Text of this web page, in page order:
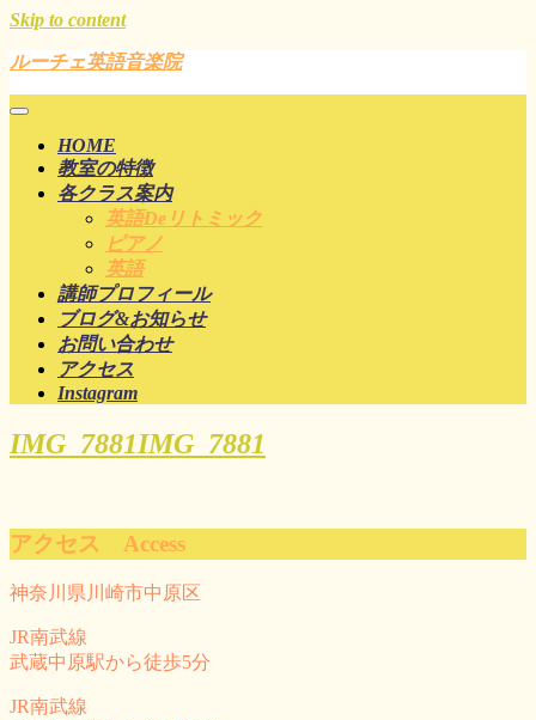
Skip to content
ルーチェ英語音楽院
HOME
教室の特徴
各クラス案内
英語deリトミック
ピアノ
英語
講師プロフィール
ブログ&お知らせ
お問い合わせ
アクセス
Instagram
IMG_7881IMG_7881
アクセス Access
神奈川県川崎市中原区
JR南武線
武蔵中原駅から徒歩5分
JR南武線